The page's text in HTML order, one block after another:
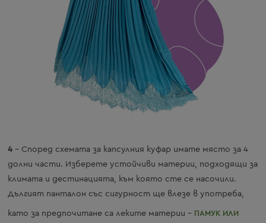
4 – Според схемата за капсулния куфар имате място за 4
долни части. Изберете устойчиви материи, подходящи за
климата и дестинацията, към която сте се насочили.
Дългият панталон със сигурност ще влезе в употреба,
като за предпочитане са леките материи – ПАМУК ИЛИ